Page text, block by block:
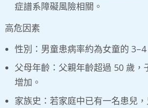
症譜系障礙風險相關。
高危因素
性別：男童患病率約為女童的 3–4
父母年齡：父親年齡超過 50 歲，
增加。
家族史：若家庭中已有一名患兒